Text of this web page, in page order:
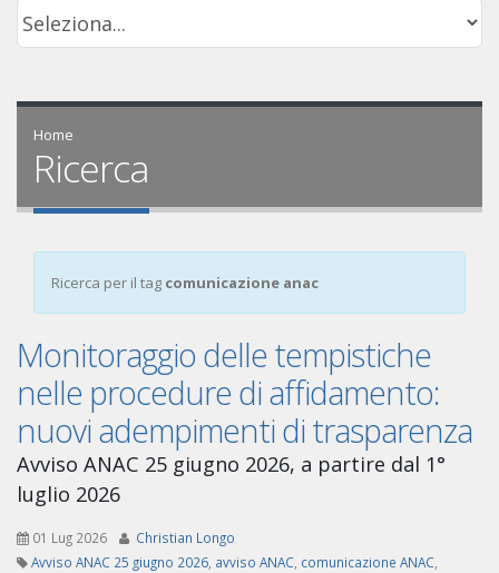
Home
Ricerca
Ricerca per il tag comunicazione anac
Monitoraggio delle tempistiche
nelle procedure di affidamento:
nuovi adempimenti di trasparenza
Avviso ANAC 25 giugno 2026, a partire dal 1°
luglio 2026
01 Lug 2026
Christian Longo
Avviso ANAC 25 giugno 2026 avviso ANAC comunicazione ANAC